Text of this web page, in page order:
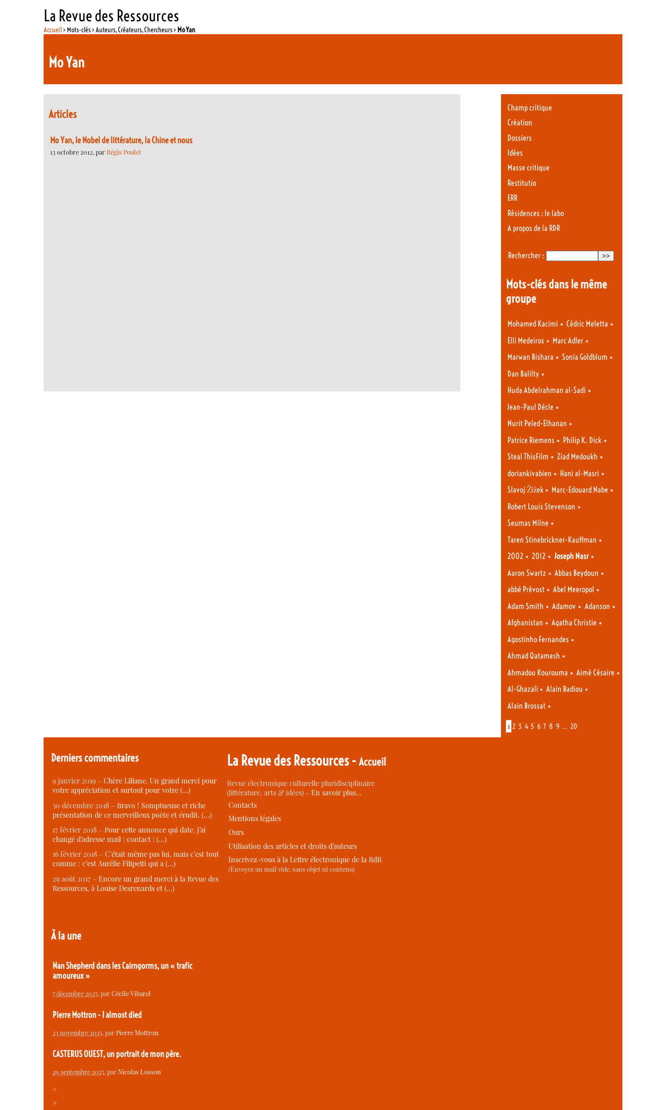
La Revue des Ressources
Accueil> Mots-clés > Auteurs, Créateurs, Chercheurs > Mo Yan
Mo Yan
Articles
Mo Yan, le Nobel de littérature, la Chine et nous
13 octobre 2012, parRégis Poulet
Champ critique
Création
Dossiers
Idées
Masse critique
Restitutio
ERR
Résidences : le labo
A propos de la RDR
Rechercher :
Mots-clés dans le même
groupe
Mohamed Kacimi • Cédric Meletta •
Elli Medeiros • Marc Adler •
Marwan Bishara • Sonia Goldblum •
Dan Balilty •
Huda Abdelrahman al-Sadi •
Jean-Paul Dècle •
Nurit Peled-Elhanan •
Patrice Riemens • Philip K. Dick •
Steal ThisFilm • Ziad Medoukh •
doriankivabien • Hani al-Masri •
Slavoj Žižek • Marc-Edouard Nabe •
Robert Louis Stevenson •
Seumas Milne •
Taren Stinebrickner-Kauffman •
2002 • 2012 • Joseph Nasr•
Aaron Swartz • Abbas Beydoun •
abbé Prévost • Abel Meeropol •
Adam Smith • Adamov • Adanson •
Afghanistan • Agatha Christie •
Agostinho Fernandes •
Ahmad Qatamesh •
Ahmadou Kourouma • Aimé Césaire •
Al-Ghazali • Alain Badiou •
Alain Brossat •
1 2 3 4 5 6 7 8 9 … 20
Derniers commentaires
9 janvier 2019 – Chère Liliane, Un grand merci pour
votre appréciation et surtout pour votre (…)
30 décembre 2018 – Bravo ! Somptueuse et riche
présentation de ce merveilleux poète et érudit. (…)
17 février 2018 – Pour cette annonce qui date, j’ai
changé d’adresse mail : contact : (…)
16 février 2018 – C’était même pas lui, mais c’est tout
comme : c’est Aurélie Filipetti qui a (…)
29 août 2017 – Encore un grand merci à la Revue des
Ressources, à Louise Desrenards et (…)
À la une
Nan Shepherd dans les Cairngorms, un « trafic
amoureux »
7 décembre 2025, parCécile Vibarel
Pierre Mottron - I almost died
23 novembre 2025, parPierre Mottron
CASTERUS OUEST, un portrait de mon père.
29 septembre 2025, parNicolas Losson
<
>
La Revue des Ressources -Accueil
Revue électronique culturelle pluridisciplinaire
(littérature, arts & idées) -En savoir plus…
Contacts
Mentions légales
Ours
Utilisation des articles et droits d’auteurs
Inscrivez-vous à la Lettre électronique de la RdR
(Envoyez un mail vide, sans objet ni contenu)